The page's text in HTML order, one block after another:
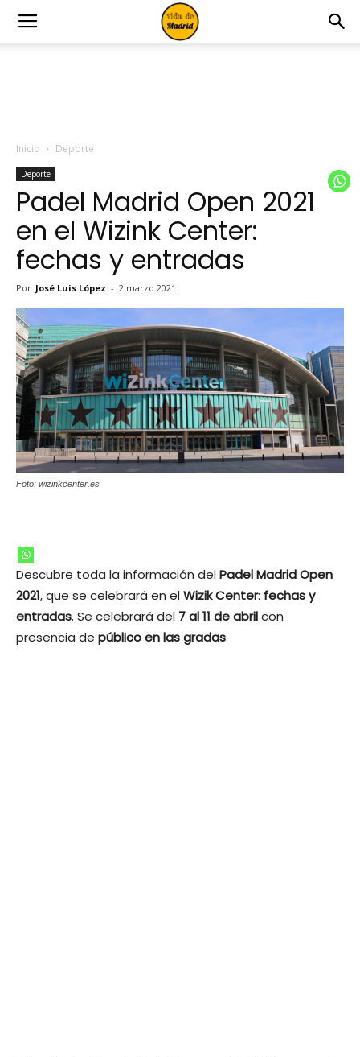
Inicio Deporte
Deporte
Padel Madrid Open 2021
en el Wizink Center:
fechas y entradas
Por José Luis López - 2 marzo 2021
Foto: wizinkcenter.es
Descubre toda la información delPadel Madrid Open
2021, que se celebrará en elWizik Center: fechas y
entradas. Se celebrará del 7 al 11 de abrilcon
presencia de público en las gradas.